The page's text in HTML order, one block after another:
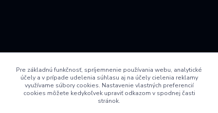
Pre základnú funkčnosť, spríjemnenie používania webu, analytické
účely a v prípade udelenia súhlasu aj na účely cielenia reklamy
využívame súbory cookies. Nastavenie vlastných preferencií
cookies môžete kedykoľvek upraviť odkazom v spodnej časti
stránok.